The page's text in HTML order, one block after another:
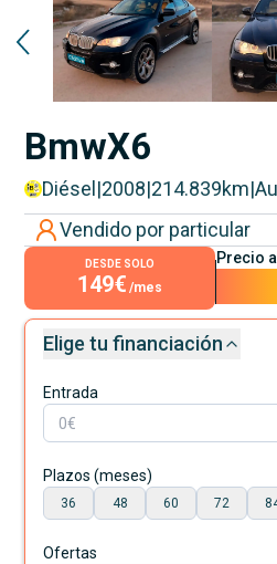
Reservado
BmwX6
Diésel |2008|214.839km|
Vendido por particular
DESDE SOLO
149€ /mes
Precio
Elige tu financiación
Entrada
Plazos (meses)
36 48 60 72
Ofertas